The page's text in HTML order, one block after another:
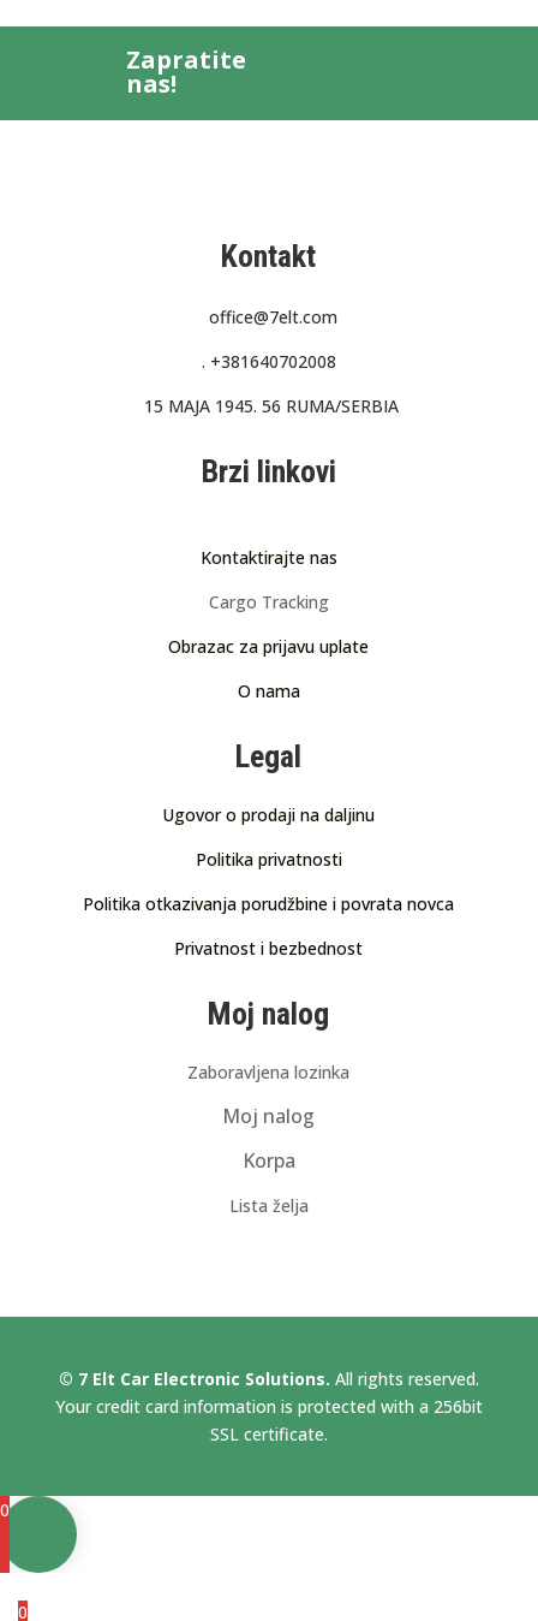
Zapratite
nas!
Kontakt
office@7elt.com
. +381640702008
15 MAJA 1945. 56 RUMA/SERBIA
Brzi linkovi
Kontaktirajte nas
Cargo Tracking
Obrazac za prijavu uplate
O nama
Legal
Ugovor o prodaji na daljinu
Politika privatnosti
Politika otkazivanja porudžbine i povrata novca
Privatnost i bezbednost
Moj nalog
Zaboravljena lozinka
Moj nalog
Korpa
Lista želja
© 7 Elt Car Electronic Solutions. All rights reserved.
Your credit card information is protected with a 256bit
SSL certificate.
0
0